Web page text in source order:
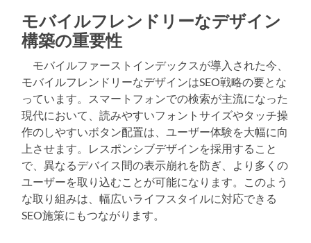
モバイルフレンドリーなデザイン
構築の重要性
モバイルファーストインデックスが導入された今、
モバイルフレンドリーなデザインはSEO戦略の要とな
っています。スマートフォンでの検索が主流になった
現代において、読みやすいフォントサイズやタッチ操
作のしやすいボタン配置は、ユーザー体験を大幅に向
上させます。レスポンシブデザインを採用すること
で、異なるデバイス間の表示崩れを防ぎ、より多くの
ユーザーを取り込むことが可能になります。このよう
な取り組みは、幅広いライフスタイルに対応できる
SEO施策にもつながります。